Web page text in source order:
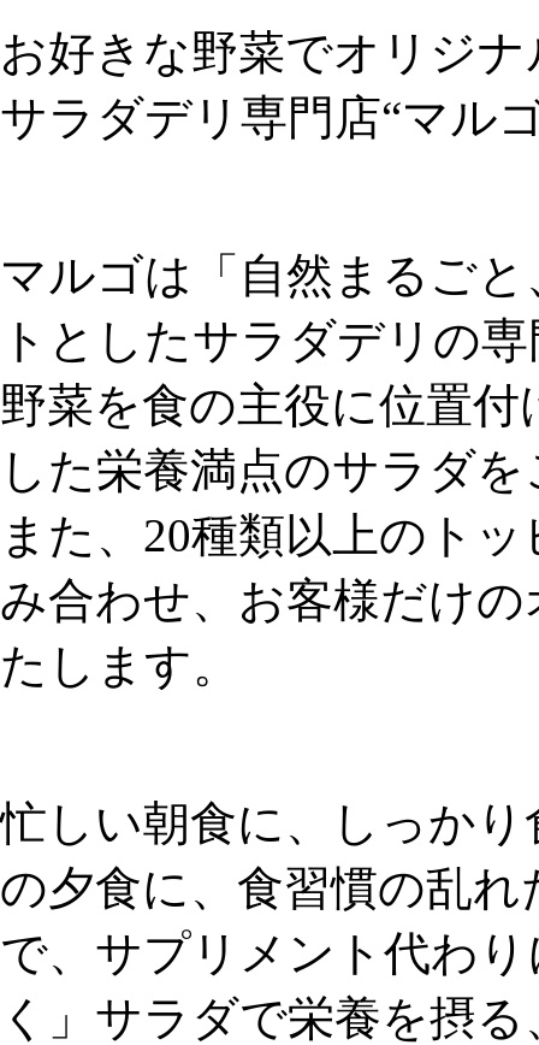
お好きな野菜でオリジ
サラダデリ専門店“マル
マルゴは「自然まるご
トとしたサラダデリの
野菜を食の主役に位置
した栄養満点のサラダ
また、20種類以上のト
み合わせ、お客様だけ
たします。
忙しい朝食に、しっか
の夕食に、食習慣の乱
で、サプリメント代わ
く」サラダで栄養を摂